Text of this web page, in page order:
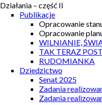
Działania – część II
Publikacje
Opracowanie
Opracowanie
WILNIANIE,
TAK TERAZ
RUDOMIANKA
Dziedzictwo
Senat 2025
Zadania
Zadania